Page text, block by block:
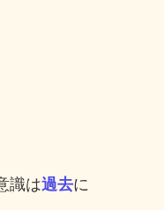
識は過去に